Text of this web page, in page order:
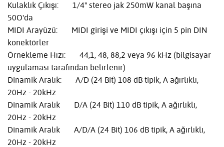
Kulaklık Çıkışı: 1/4" stereo jak 250mW kanal başına
50O'da
MIDI Arayüzü: MIDI girişi ve MIDI çıkışı için 5 pin DIN
konektörler
Örnekleme Hızı: 44,1, 48, 88,2 veya 96 kHz (bilgisayar
uygulaması tarafından belirlenir)
Dinamik Aralık: A/D (24 Bit) 108 dB tipik, A ağırlıklı,
20Hz - 20kHz
Dinamik Aralık D/A (24 Bit) 110 dB tipik, A ağırlıklı,
20Hz - 20kHz
Dinamik Aralık A/D/A (24 Bit) 106 dB tipik, A ağırlıklı,
20Hz - 20kHz